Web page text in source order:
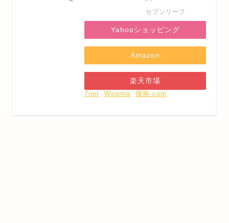
セブンリーフ
Yahooショッピング
Amazon
楽天市場
7net
Wowma 価格.com